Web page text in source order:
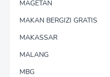
MAGETAN
MAKAN BERGIZI GRATIS
MAKASSAR
MALANG
MBG